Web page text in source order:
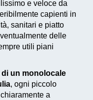
e veloce da
capienti in
sanitari e piatto
delle
utili piani
un monolocale
, ogni piccolo
a